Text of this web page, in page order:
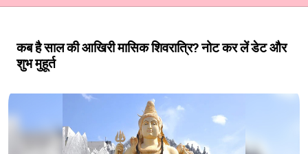
कब है साल की आखिरी मासिक शिवरात्रि? नोट कर लें डेट और
शुभ मुहूर्त